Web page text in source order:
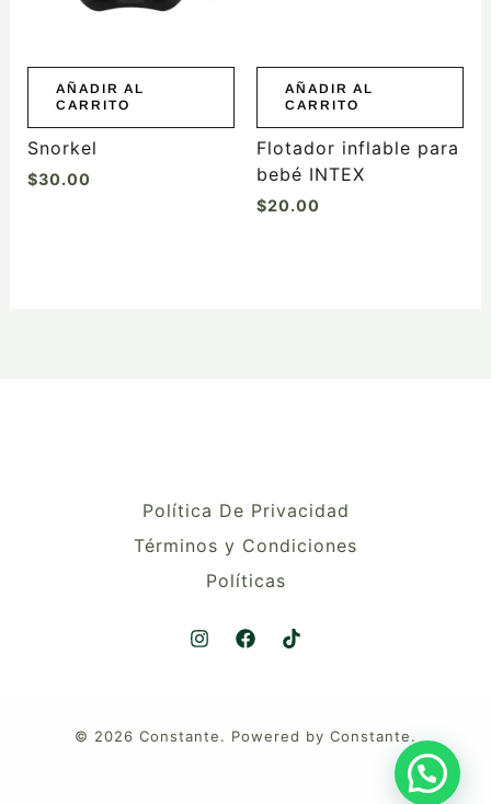
AÑADIR AL
CARRITO
Snorkel
$30.00
AÑADIR AL
CARRITO
Flotador inflable para
bebé INTEX
$20.00
Política De Privacidad
Términos y Condiciones
Políticas
© 2026 Constante. Powered by Constante.